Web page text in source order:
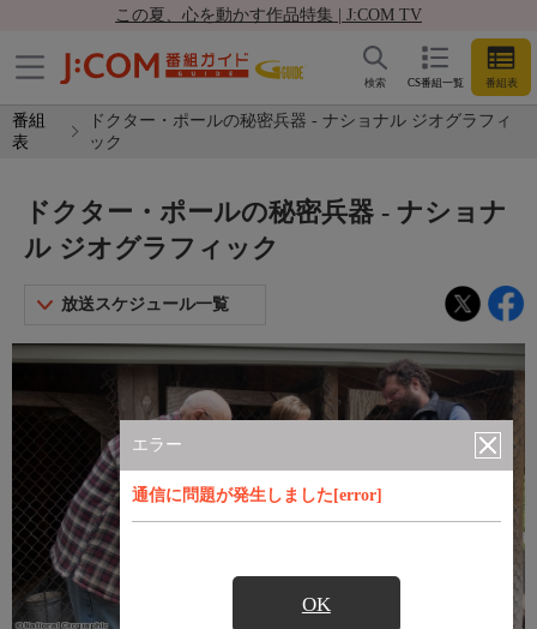
この夏、心を動かす作品特集 | J:COM TV
CS番組一覧 番組表
検索
番組
表
ドクター・ポールの秘密兵器 - ナショナル ジオグラフィ
ック
エラー
通信に問題が発生しました[error]
OK
ドクター・ポールの秘密兵器 - ナショナ
ル ジオグラフィック
放送スケジュール一覧